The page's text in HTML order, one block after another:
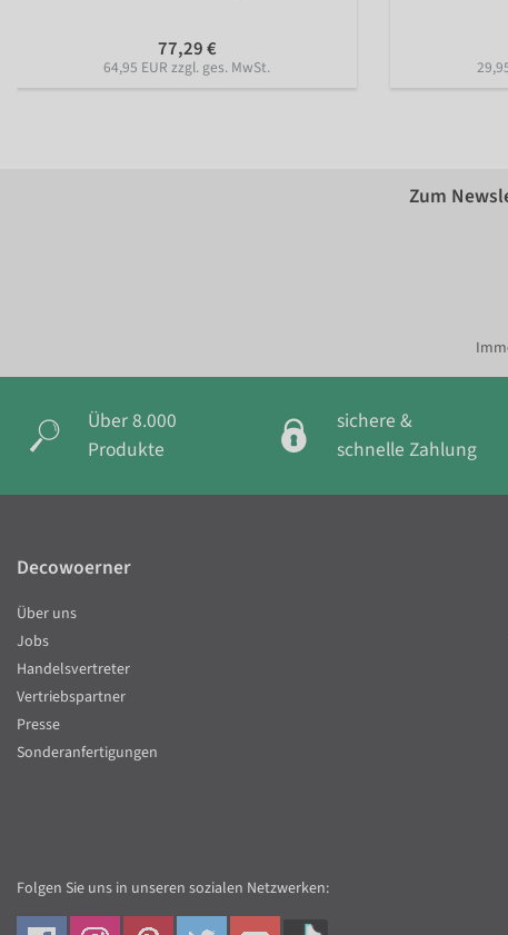
77,29 €
64,95 EUR zzgl. ges. MwSt.
Zum
Über 8.000
Produkte
sichere &
schnelle Zahlung
Decowoerner
Über uns
Jobs
Handelsvertreter
Vertriebspartner
Presse
Sonderanfertigungen
Folgen Sie uns in unseren sozialen Netzwerken: